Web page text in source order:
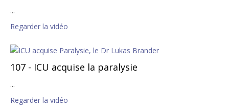
...
Regarder la vidéo
107 - ICU acquise la paralysie
...
Regarder la vidéo